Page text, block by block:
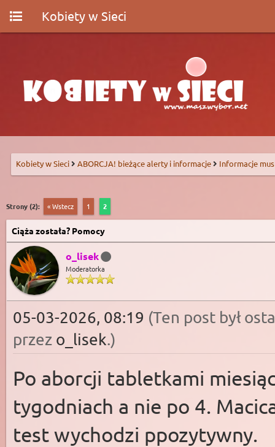
Kobiety w Sieci
Kobiety w Sieci ABORCJA! bieżące alerty i informacje Informacje
Strony (2): « Wstecz 1 2
Ciąża została? Pomocy
o_lisek
Moderatorka
05-03-2026, 08:19 (Ten post był
przez o_lisek.)
Po aborcji tabletkami
tygodniach a nie po 4.
test wychodzi ppozytywny.